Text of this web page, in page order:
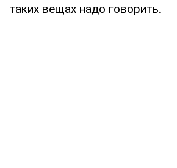
таких вещах надо говорить.